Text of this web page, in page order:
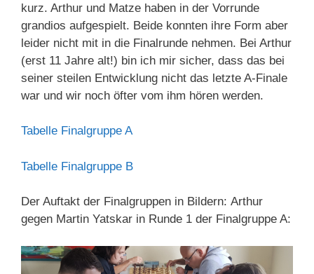
kurz. Arthur und Matze haben in der Vorrunde
grandios aufgespielt. Beide konnten ihre Form aber
leider nicht mit in die Finalrunde nehmen. Bei Arthur
(erst 11 Jahre alt!) bin ich mir sicher, dass das bei
seiner steilen Entwicklung nicht das letzte A-Finale
war und wir noch öfter vom ihm hören werden.
Tabelle Finalgruppe A
Tabelle Finalgruppe B
Der Auftakt der Finalgruppen in Bildern: Arthur
gegen Martin Yatskar in Runde 1 der Finalgruppe A: